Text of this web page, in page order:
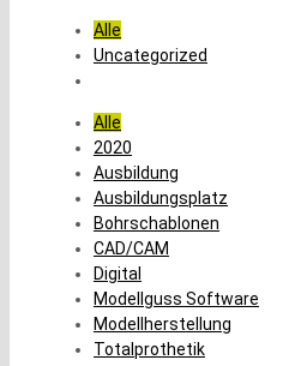
Alle
Uncategorized
Alle
2020
Ausbildung
Ausbildungsplatz
Bohrschablonen
CAD/CAM
Digital
Modellguss Software
Modellherstellung
Totalprothetik